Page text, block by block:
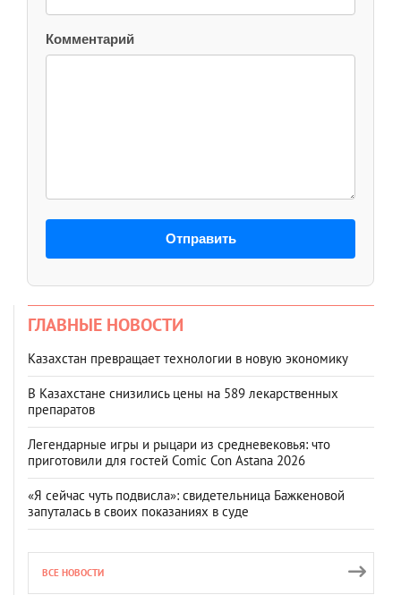
Комментарий
Отправить
ГЛАВНЫЕ НОВОСТИ
Казахстан превращает технологии в новую экономику
В Казахстане снизились цены на 589 лекарственных
препаратов
Легендарные игры и рыцари из средневековья: что
приготовили для гостей Comic Con Astana 2026
«Я сейчас чуть подвисла»: свидетельница Бажкеновой
запуталась в своих показаниях в суде
ВСЕ НОВОСТИ